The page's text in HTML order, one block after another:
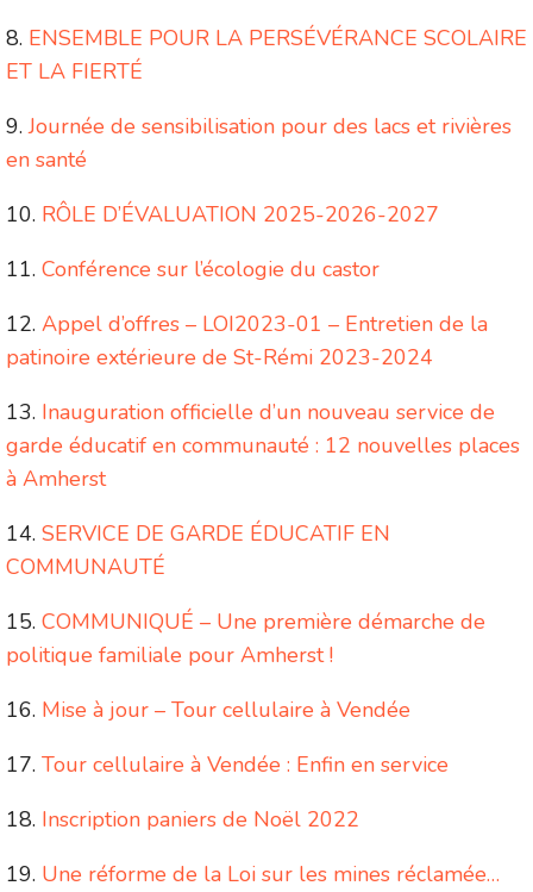
ENSEMBLE POUR LA PERSÉVÉRANCE SCOLAIRE
ET LA FIERTÉ
Journée de sensibilisation pour des lacs et rivières
en santé
RÔLE D’ÉVALUATION 2025-2026-2027
Conférence sur l’écologie du castor
Appel d’offres – LOI2023-01 – Entretien de la
patinoire extérieure de St-Rémi 2023-2024
Inauguration officielle d’un nouveau service de
garde éducatif en communauté : 12 nouvelles places
à Amherst
SERVICE DE GARDE ÉDUCATIF EN
COMMUNAUTÉ
COMMUNIQUÉ – Une première démarche de
politique familiale pour Amherst !
Mise à jour – Tour cellulaire à Vendée
Tour cellulaire à Vendée : Enfin en service
Inscription paniers de Noël 2022
Une réforme de la Loi sur les mines réclamée…